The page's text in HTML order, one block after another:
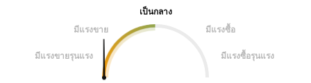
เป็นกลาง
มีแรงขาย
มีแรงซื้อ
มีแรงขายรุนแรง มีแรงซื้อรุนแรง